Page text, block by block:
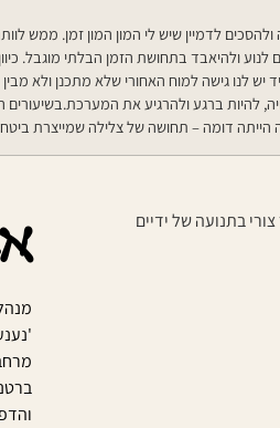
לדמיין שיש לי המון המון זמן. ממש
לנוע ולהיאבד בתחושת הזמן הבלתי מוגבל.
יש לנו גישה למוח האחורי שלא מתכנן ולא
להיות ברגע ולהרגיע את המערכת.בשיעורים
דומה – תחושה של צלילה שמייצרת